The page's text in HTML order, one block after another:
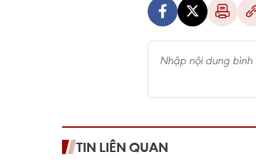
TIN LIÊN QUAN